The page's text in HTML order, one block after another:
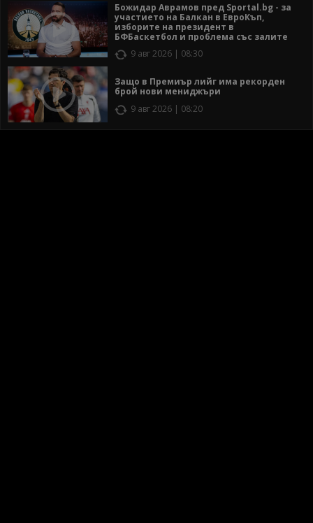
Божидар Аврамов пред Sportal.bg - за
участието на Балкан в ЕвроКъп,
изборите на президент в
БФБаскетбол и проблема със залите
9 авг 2026 | 08:30
Защо в Премиър лийг има рекорден
брой нови мениджъри
9 авг 2026 | 08:20